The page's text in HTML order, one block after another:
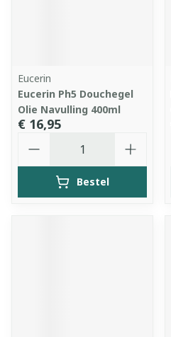
Eucerin
Eucerin Ph5 Douchegel
Olie Navulling 400ml
€ 16,95
Bestel